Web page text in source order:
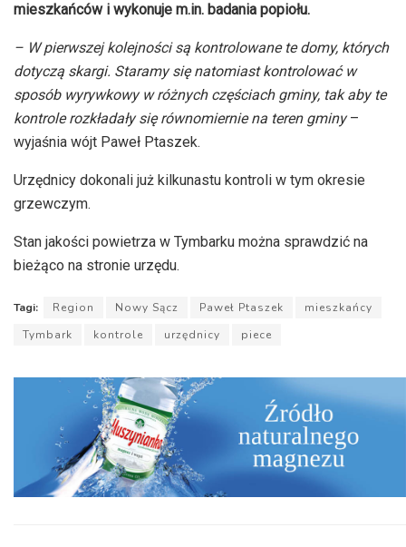
mieszkańców i wykonuje m.in. badania popiołu.
– W pierwszej kolejności są kontrolowane te domy, których
dotyczą skargi. Staramy się natomiast kontrolować w
sposób wyrywkowy w różnych częściach gminy, tak aby te
kontrole rozkładały się równomiernie na teren gminy–
wyjaśnia wójt Paweł Ptaszek.
Urzędnicy dokonali już kilkunastu kontroli w tym okresie
grzewczym.
Stan jakości powietrza w Tymbarku można sprawdzić na
bieżąco na stronie urzędu.
Tagi: Region Nowy Sącz Paweł Ptaszek
mieszkańcy
Tymbark
kontrole urzędnicy piece